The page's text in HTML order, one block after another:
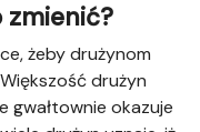
zmienić?
żeby drużynom
drużyn
gwałtownie okazuje